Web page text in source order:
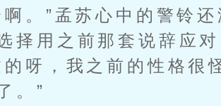
”孟苏心中的警铃还
择用之前那套说辞应对
，我之前的性格很
。”